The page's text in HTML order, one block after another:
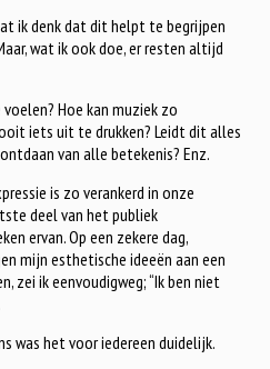
ik denk dat dit helpt te begrijpen
wat ik ook doe, er resten altijd
Hoe kan muziek zo
iets uit te drukken? Leidt dit alles
van alle betekenis? Enz.
is zo verankerd in onze
deel van het publiek
ervan. Op een zekere dag,
mijn esthetische ideeën aan een
ik eenvoudigweg; “Ik ben niet
was het voor iedereen duidelijk.